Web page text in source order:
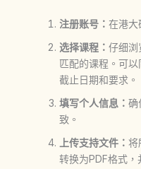
注册账号： 在港大
选择课程： 仔细浏
匹配的课程。可
截止日期和要求。
填写个人信息： 确
致。
上传支持文件： 将
转换为PDF格式